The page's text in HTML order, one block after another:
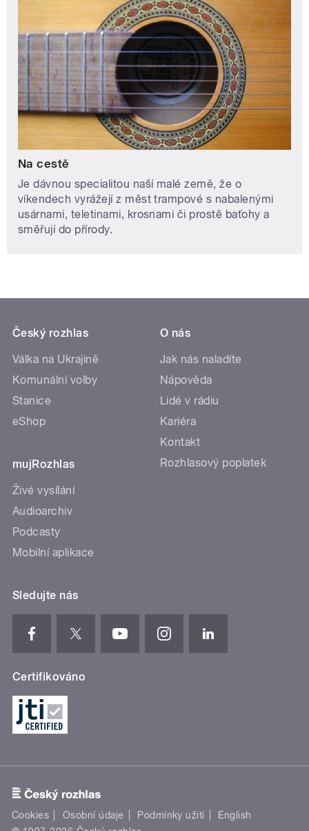
Na cestě
Je dávnou specialitou naší malé země, že o
víkendech vyrážejí z měst trampové s nabalenými
usárnami, teletinami, krosnami či prostě baťohy a
směřují do přírody.
Český rozhlas
Válka na Ukrajině
Komunální volby
Stanice
eShop
mujRozhlas
Živé vysílání
Audioarchiv
Podcasty
Mobilní aplikace
O nás
Jak nás naladíte
Nápověda
Lidé v rádiu
Kariéra
Kontakt
Rozhlasový poplatek
Sledujte nás
Certifikováno
Cookies Osobní údaje Podmínky užití
English